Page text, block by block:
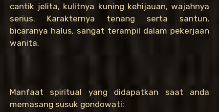
cantik jelita, kulitnya kuning kehijauan, wajahnya
serius. Karakternya tenang serta santun,
bicaranya halus, sangat terampil dalam pekerjaan
wanita.
Manfaat spiritual yang didapatkan saat anda
memasang susuk gondowati: